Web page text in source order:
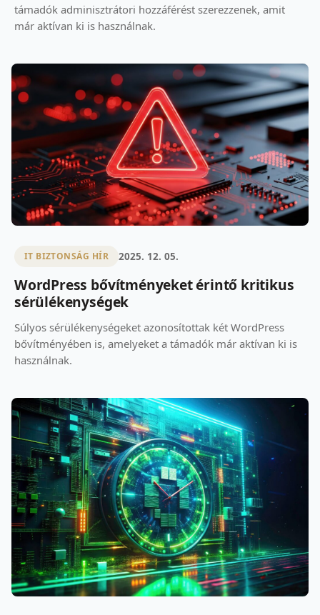
támadók adminisztrátori hozzáférést szerezzenek, amit
már aktívan ki is használnak.
IT BIZTONSÁG HÍR 2025. 12. 05.
WordPress bővítményeket érintő kritikus
sérülékenységek
Súlyos sérülékenységeket azonosítottak két WordPress
bővítményében is, amelyeket a támadók már aktívan ki is
használnak.